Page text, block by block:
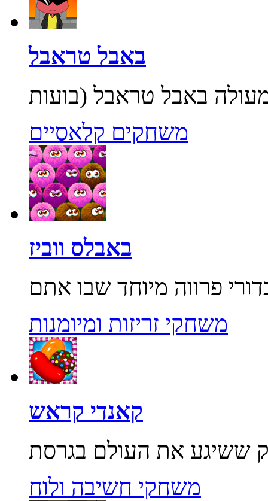
באבל טראבל
משחקים קלאסיים
באבלס ווביז
משחקי זריזות ומיומנות
קאנדי קראש
משחקי חשיבה ולוח